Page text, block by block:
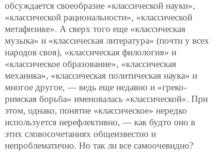
обсуждается своеобразие «классической науки»,
«классической рациональности», «классической
метафизике». А сверх того еще «классическая
музыка» и «классическая литература» (почти у всех
народов своя), «классическая филология» и
«классическое образование», «классическая
механика», «классическая политическая наука» и
многое другое, — ведь еще недавно и «греко-
римская борьба» именовалась «классической». При
этом, однако, понятие «классическое» нередко
используется нерефлективно, — как будто оно в
этих словосочетаниях общеизвестно и
непроблематично. Но так ли все самоочевидно?